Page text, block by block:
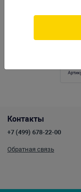
Контакты
+7 (499) 678-22-00
Обратная связь